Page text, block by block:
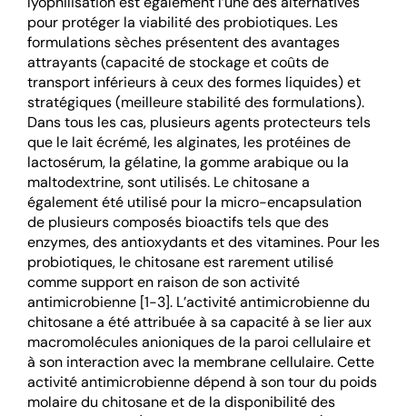
pour protéger la viabilité des probiotiques. Les
formulations sèches présentent des avantages
attrayants (capacité de stockage et coûts de
transport inférieurs à ceux des formes liquides) et
stratégiques (meilleure stabilité des formulations).
Dans tous les cas, plusieurs agents protecteurs tels
que le lait écrémé, les alginates, les protéines de
lactosérum, la gélatine, la gomme arabique ou la
maltodextrine, sont utilisés. Le chitosane a
également été utilisé pour la micro-encapsulation
de plusieurs composés bioactifs tels que des
enzymes, des antioxydants et des vitamines. Pour les
probiotiques, le chitosane est rarement utilisé
comme support en raison de son activité
antimicrobienne [1-3]. L’activité antimicrobienne du
chitosane a été attribuée à sa capacité à se lier aux
macromolécules anioniques de la paroi cellulaire et
à son interaction avec la membrane cellulaire. Cette
activité antimicrobienne dépend à son tour du poids
molaire du chitosane et de la disponibilité des